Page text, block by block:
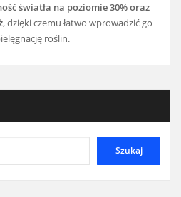
światła na poziomie 30% oraz
, dzięki czemu łatwo wprowadzić go
roślin.
Szukaj